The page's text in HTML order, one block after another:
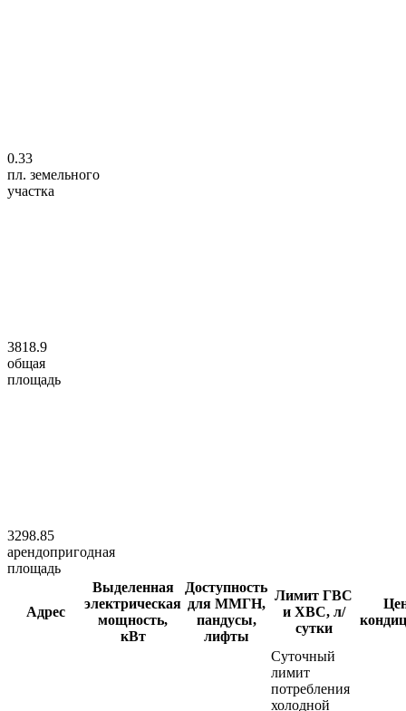
0.33
пл. земельного
участка
3818.9
общая
площадь
3298.85
арендопригодная
площадь
Адрес
Выделенная
электрическая
мощность,
кВт
Доступность
для ММГН,
пандусы,
лифты
Лимит ГВС
и ХВС, л/
сутки
Суточный
лимит
потребления
холодной